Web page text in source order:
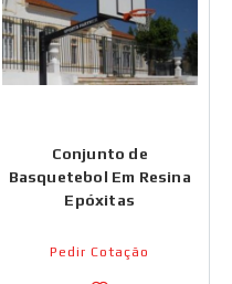
Conjunto de
Basquetebol Em Resina
Epóxitas
Pedir Cotação